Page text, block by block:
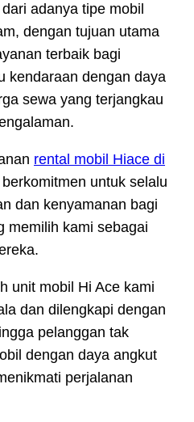
adanya tipe mobil
dengan tujuan utama
terbaik bagi
kendaraan dengan daya
sewa yang terjangkau
rental mobil Hiace di
untuk selalu
dan kenyamanan bagi
memilih kami sebagai
unit mobil Hi Ace kami
dan dilengkapi dengan
pelanggan tak
dengan daya angkut
perjalanan